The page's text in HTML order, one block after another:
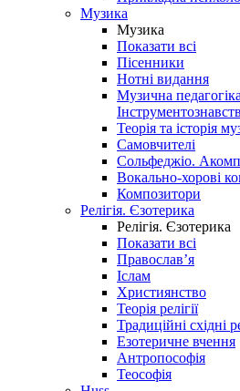
Музика
Музика
Показати всі
Пісенники
Нотні видання
Музична
Теорія та історія
Самовчителі
Сольфеджіо.
Вокально-хорові
Композитори
Релігія. Єзотерика
Релігія. Єзотерика
Показати всі
Православ’я
Іслам
Християнство
Теорія релігії
Традиційні східні
Езотеричне вчення
Антропософія
Теософія